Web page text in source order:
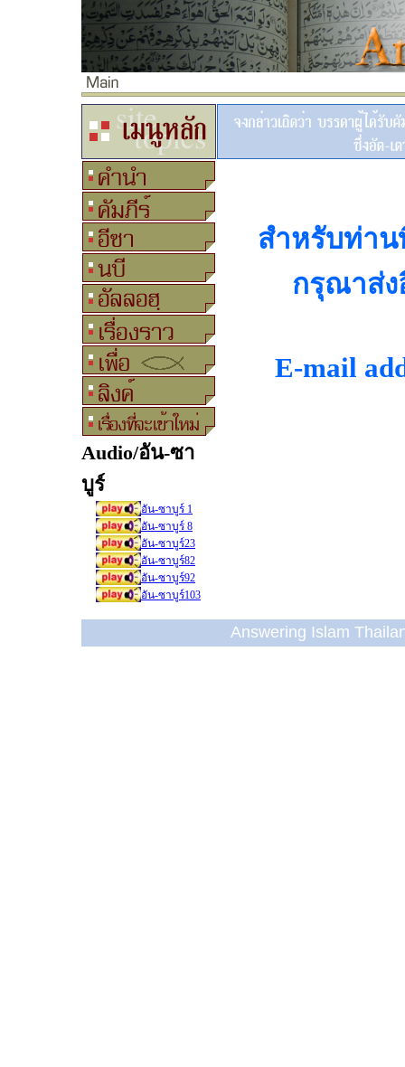
Audio/อัน-ซา
บูร์
อัน-ซาบูร์ 1
อัน-ซาบูร์ 8
อัน-ซาบูร์23
อัน-ซาบูร์82
อัน-ซาบูร์92
อัน-ซาบูร์103
สำหรับท่าน
กรุณาส่ง
E-mail
Answering Islam